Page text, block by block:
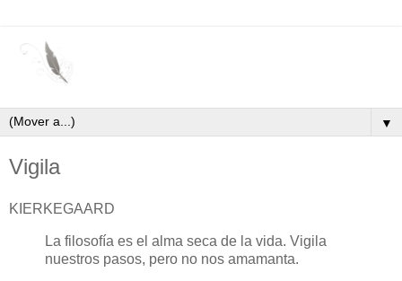
▼
Vigila
KIERKEGAARD
La filosofía es el alma seca de la vida. Vigila
nuestros pasos, pero no nos amamanta.